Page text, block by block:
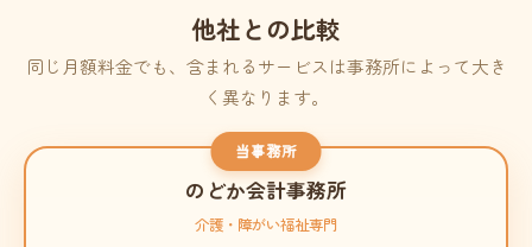
他社との比較
同じ月額料金でも、含まれるサービスは事務所によって大き
く異なります。
当事務所
のどか会計事務所
介護・障がい福祉専門